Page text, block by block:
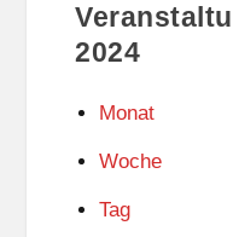
2024
Monat
Woche
Tag